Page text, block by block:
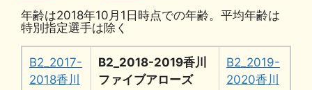
年齢は2018年10月1日時点での年齢。平均年齢は
特別指定選手は除く
B2_2017-
2018香川
B2_2018-2019香川
ファイブアローズ
B2_2019-
2020香川